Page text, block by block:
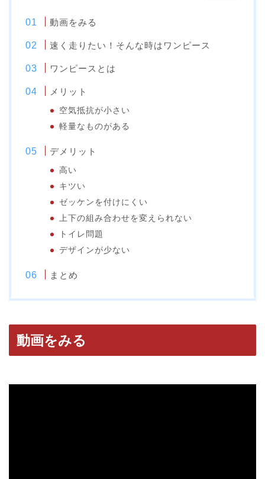
動画をみる
速く走りたい！そんな時はワンピース
ワンピースとは
メリット
空気抵抗が小さい
軽量なものがある
デメリット
高い
キツい
ゼッケンを付けにくい
上下の組み合わせを変えられない
トイレ問題
デザインが少ない
まとめ
動画をみる